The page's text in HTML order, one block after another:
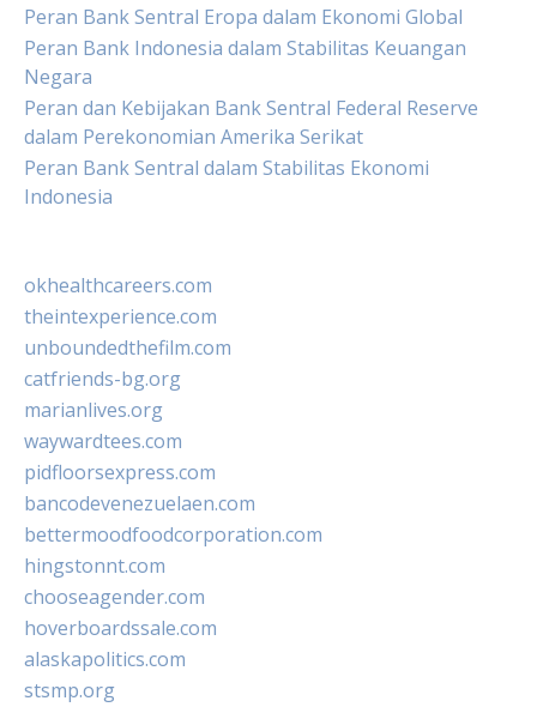
Peran Bank Sentral Eropa dalam Ekonomi Global
Peran Bank Indonesia dalam Stabilitas Keuangan
Negara
Peran dan Kebijakan Bank Sentral Federal Reserve
dalam Perekonomian Amerika Serikat
Peran Bank Sentral dalam Stabilitas Ekonomi
Indonesia
okhealthcareers.com
theintexperience.com
unboundedthefilm.com
catfriends-bg.org
marianlives.org
waywardtees.com
pidfloorsexpress.com
bancodevenezuelaen.com
bettermoodfoodcorporation.com
hingstonnt.com
chooseagender.com
hoverboardssale.com
alaskapolitics.com
stsmp.org